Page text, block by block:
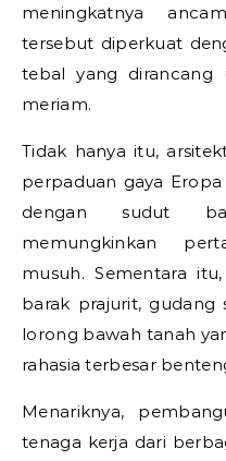
meningkatnya
tersebut diperkuat
tebal yang dirancang
meriam.
Tidak hanya itu,
perpaduan gaya
dengan sudut
memungkinkan
musuh. Sementara
barak prajurit, gudang
lorong bawah tanah
rahasia terbesar
Menariknya,
tenaga kerja dari